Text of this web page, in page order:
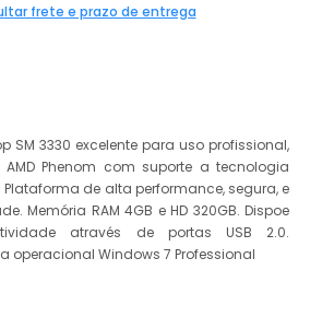
frete e prazo de entrega
SM 3330 excelente para uso profissional,
Phenom com suporte a tecnologia
Plataforma de alta performance, segura, e
Memória RAM 4GB e HD 320GB. Dispoe
através de portas USB 2.0.
operacional Windows 7 Professional